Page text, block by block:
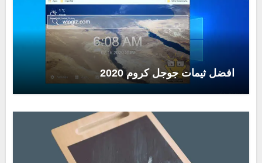
افضل ثيمات جوجل كروم 2020